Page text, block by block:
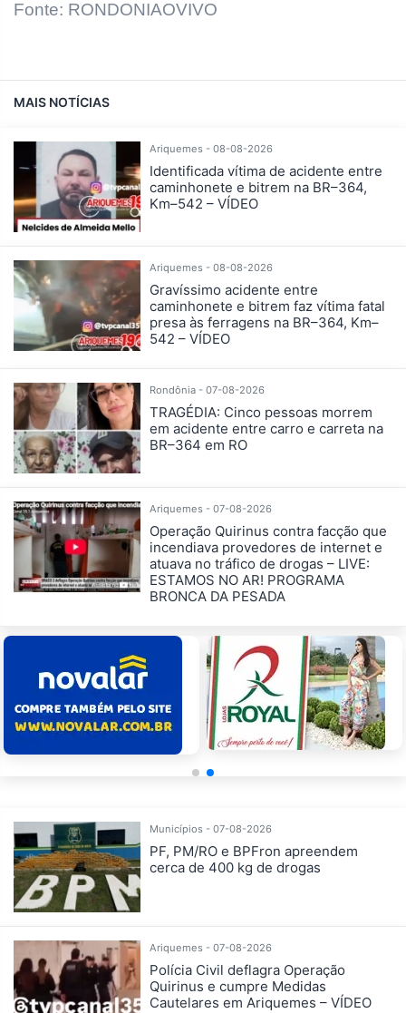
Fonte: RONDONIAOVIVO
MAIS NOTÍCIAS
Ariquemes - 08-08-2026
Identificada vítima de acidente entre
caminhonete e bitrem na BR–364,
Km–542 – VÍDEO
Ariquemes - 08-08-2026
Gravíssimo acidente entre
caminhonete e bitrem faz vítima fatal
presa às ferragens na BR–364, Km–
542 – VÍDEO
Rondônia - 07-08-2026
TRAGÉDIA: Cinco pessoas morrem
em acidente entre carro e carreta na
BR–364 em RO
Ariquemes - 07-08-2026
Operação Quirinus contra facção que
incendiava provedores de internet e
atuava no tráfico de drogas – LIVE:
ESTAMOS NO AR! PROGRAMA
BRONCA DA PESADA
Municípios - 07-08-2026
PF, PM/RO e BPFron apreendem
cerca de 400 kg de drogas
Ariquemes - 07-08-2026
Polícia Civil deflagra Operação
Quirinus e cumpre Medidas
Cautelares em Ariquemes – VÍDEO